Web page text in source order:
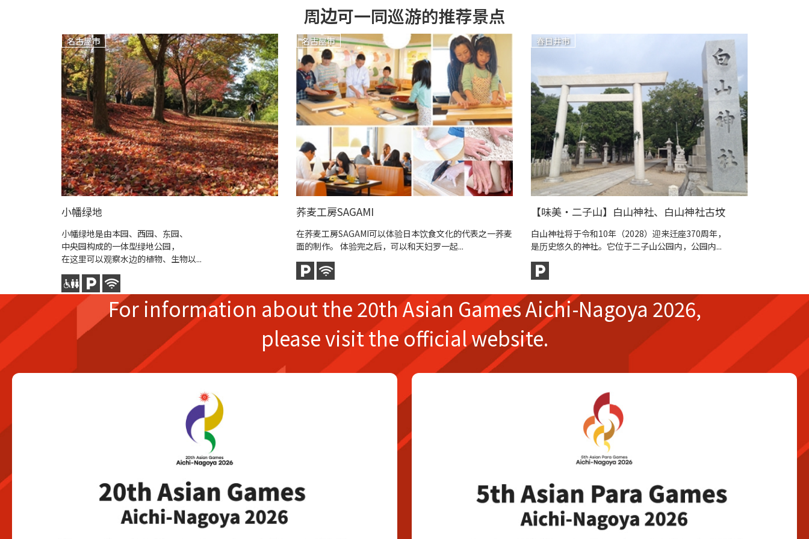
周边可一同巡游的推荐景点
名古屋市
小幡绿地
小幡绿地是由本园、西园、东园、
中央园构成的一体型绿地公园，
在这里可以观察水边的植物、生物以...
名古屋市
荞麦工房SAGAMI
在荞麦工房SAGAMI可以体验日本饮食文化的代表之一荞麦
面的制作。 体验完之后，可以和天妇罗一起...
春日井市
【味美・二子山】白山神社、白山神社古坟
白山神社将于令和10年（2028）迎来迁座370周年，
是历史悠久的神社。它位于二子山公园内，公园内...
For information about the20th Asian GamesAichi-Nagoya 2026,
pleasevisit the official website.